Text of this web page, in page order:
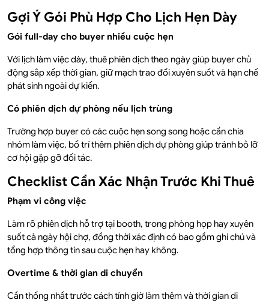
Gợi Ý Gói Phù Hợp Cho Lịch Hẹn Dày
Gói full-day cho buyer nhiều cuộc hẹn
Với lịch làm việc dày, thuê phiên dịch theo ngày giúp buyer chủ
động sắp xếp thời gian, giữ mạch trao đổi xuyên suốt và hạn chế
phát sinh ngoài dự kiến.
Có phiên dịch dự phòng nếu lịch trùng
Trường hợp buyer có các cuộc hẹn song song hoặc cần chia
nhóm làm việc, bố trí thêm phiên dịch dự phòng giúp tránh bỏ lỡ
cơ hội gặp gỡ đối tác.
Checklist Cần Xác Nhận Trước Khi Thuê
Phạm vi công việc
Làm rõ phiên dịch hỗ trợ tại booth, trong phòng họp hay xuyên
suốt cả ngày hội chợ, đồng thời xác định có bao gồm ghi chú và
tổng hợp thông tin sau cuộc hẹn hay không.
Overtime & thời gian di chuyển
Cần thống nhất trước cách tính giờ làm thêm và thời gian di